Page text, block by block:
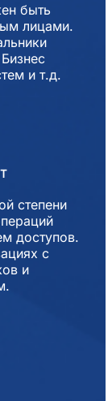
быть
лицами.
и т.д.
степени
доступов.
с
и